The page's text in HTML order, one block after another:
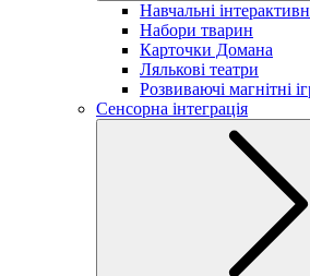
Навчальні
Набори тварин
Карточки Домана
Лялькові театри
Розвиваючі магнітні
Сенсорна інтеграція